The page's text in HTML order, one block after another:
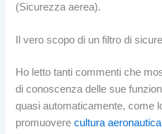
(Sicurezza aerea).
Il vero scopo di un filtro di
Ho letto tanti commenti che
di conoscenza delle sue
quasi automaticamente, come
promuoverecultura aeronautica